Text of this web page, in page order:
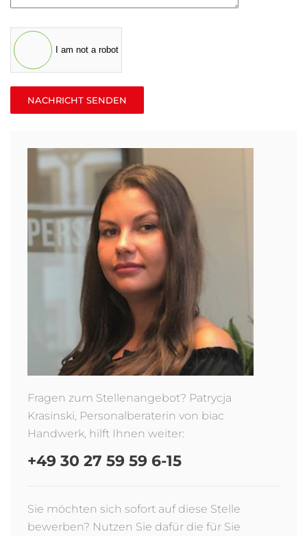
I am not a robot
NACHRICHT SENDEN
Fragen zum Stellenangebot? Patrycja
Krasinski, Personalberaterin von biac
Handwerk, hilft Ihnen weiter:
+49 30 27 59 59 6-15
Sie möchten sich sofort auf diese Stelle
bewerben? Nutzen Sie dafür die für Sie